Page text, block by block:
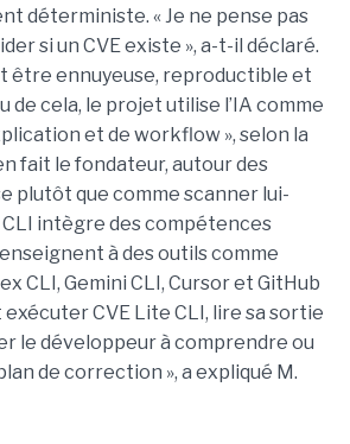
déterministe. « Je ne pense pas
si un CVE existe », a-t-il déclaré.
être ennuyeuse, reproductible et
de cela, le projet utilise l’IA comme
et de workflow », selon la
fait le fondateur, autour des
plutôt que comme scanner lui-
CLI intègre des compétences
à des outils comme
CLI, Gemini CLI, Cursor et GitHub
CVE Lite CLI, lire sa sortie
le développeur à comprendre ou
de correction », a expliqué M.